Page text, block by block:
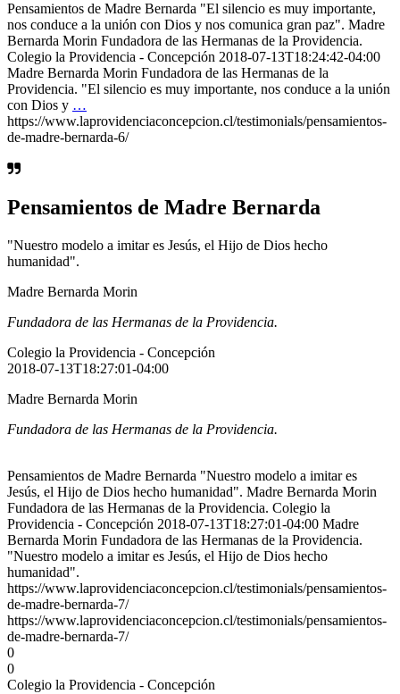
Pensamientos de Madre Bernarda "El silencio es muy importante,
nos conduce a la unión con Dios y nos comunica gran paz". Madre
Bernarda Morin Fundadora de las Hermanas de la Providencia.
Colegio la Providencia - Concepción 2018-07-13T18:24:42-04:00
Madre Bernarda Morin Fundadora de las Hermanas de la
Providencia. "El silencio es muy importante, nos conduce a la unión
con Dios y …
https://www.laprovidenciaconcepcion.cl/testimonials/pensamientos-
de-madre-bernarda-6/
Pensamientos de Madre Bernarda
"Nuestro modelo a imitar es Jesús, el Hijo de Dios hecho
humanidad".
Madre Bernarda Morin
Fundadora de las Hermanas de la Providencia.
Colegio la Providencia - Concepción
2018-07-13T18:27:01-04:00
Madre Bernarda Morin
Fundadora de las Hermanas de la Providencia.
Pensamientos de Madre Bernarda "Nuestro modelo a imitar es
Jesús, el Hijo de Dios hecho humanidad". Madre Bernarda Morin
Fundadora de las Hermanas de la Providencia. Colegio la
Providencia - Concepción 2018-07-13T18:27:01-04:00 Madre
Bernarda Morin Fundadora de las Hermanas de la Providencia.
"Nuestro modelo a imitar es Jesús, el Hijo de Dios hecho
humanidad".
https://www.laprovidenciaconcepcion.cl/testimonials/pensamientos-
de-madre-bernarda-7/
https://www.laprovidenciaconcepcion.cl/testimonials/pensamientos-
de-madre-bernarda-7/
0
0
Colegio la Providencia - Concepción